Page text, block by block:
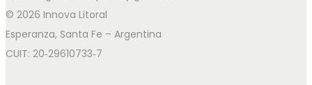
© 2026 Innova Litoral
Esperanza, Santa Fe – Argentina
CUIT: 20‑29610733‑7